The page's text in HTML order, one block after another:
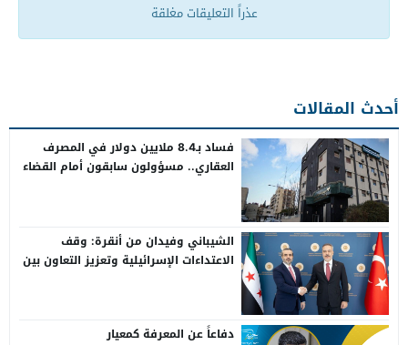
عذراً التعليقات مغلقة
أحدث المقالات
فساد بـ8.4 ملايين دولار في المصرف
العقاري.. مسؤولون سابقون أمام القضاء
الشيباني وفيدان من أنقرة: وقف
الاعتداءات الإسرائيلية وتعزيز التعاون بين
دفاعاً عن المعرفة كمعيار